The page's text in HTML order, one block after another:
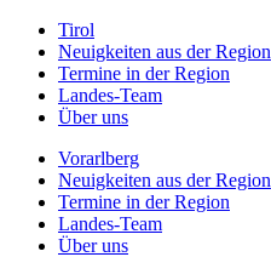
Tirol
Neuigkeiten aus der Region
Termine in der Region
Landes-Team
Über uns
Vorarlberg
Neuigkeiten aus der Region
Termine in der Region
Landes-Team
Über uns